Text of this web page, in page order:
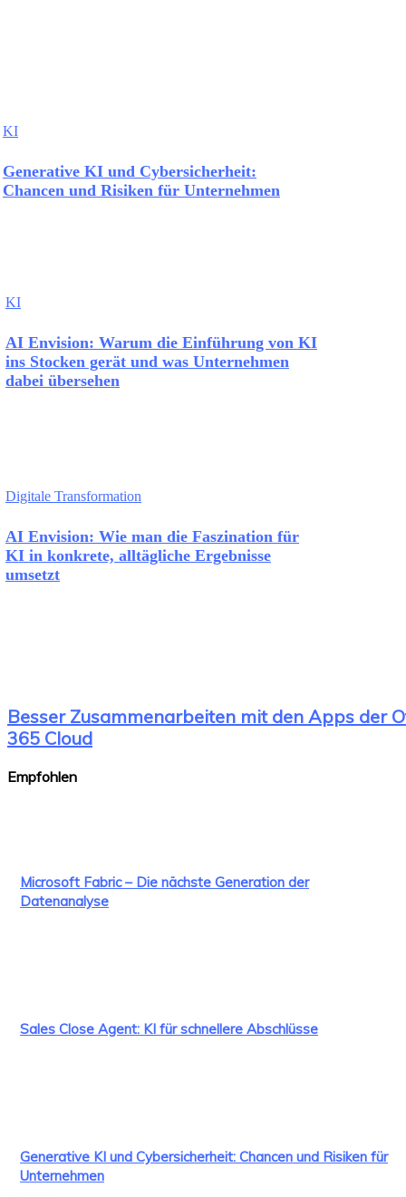
KI
Generative KI und Cybersicherheit:
Chancen und Risiken für Unternehmen
KI
AI Envision: Warum die Einführung von KI
ins Stocken gerät und was Unternehmen
dabei übersehen
Digitale Transformation
AI Envision: Wie man die Faszination für
KI in konkrete, alltägliche Ergebnisse
umsetzt
Besser Zusammenarbeiten mit den Apps der
365 Cloud
Empfohlen
Microsoft Fabric – Die nächste Generation der
Datenanalyse
Sales Close Agent: KI für schnellere Abschlüsse
Generative KI und Cybersicherheit: Chancen und Risiken für
Unternehmen